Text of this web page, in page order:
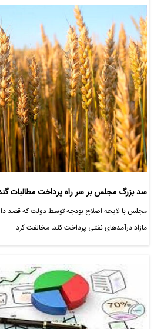
سد بزرگ مجلس بر سر راه پرداخت مطالبات
مجلس با لایحه اصلاح بودجه توسط دولت که قصد
مازاد درآمدهای نفتی پرداخت کند، مخالفت کرد.